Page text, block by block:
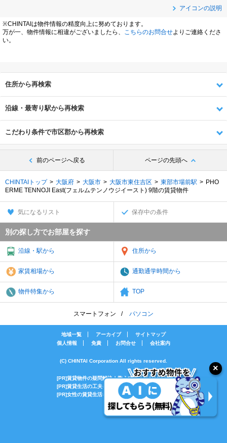
アイコンの説明
※CHINTAIは物件情報の精度向上に努めております。
万が一、物件情報に相違がございましたら、
こちらのお問合せよりご連絡くださ
い。
住所から再検索
沿線・最寄り駅から再検索
こだわり条件で市区郡から再検索
前のページへ戻る ページの先頭へ
CHINTAIトップ 大阪府 大阪市 大阪市東住吉区 東部市場前駅
PHO
ERME TENNOJI East(フェルムテンノウジイースト) 9階の賃貸物件
気になるリスト 保存中の条件
別の探し方でお部屋を探す
沿線・駅から 住所から
家賃相場から 通勤通学時間から
物件特集から TOP
スマートフォン パソコン
地域一覧 アーカイブ
サイトマップ
個人情報
免責 お問合せ 会社案内
(C) CHINTAI Corporation All rights reserved.
[PR]賃貸物件の疑問解決！教えてエイブルAGENT
[PR]賃貸生活の工夫を紹介！CHINTAI情報局
[PR]女性の賃貸生活を応援！Woman.CHINTAI